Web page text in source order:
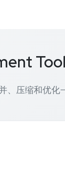
、压缩和优化